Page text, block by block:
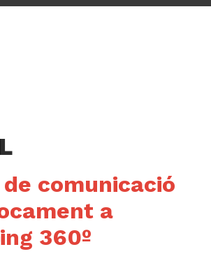
comunicació
a
360º